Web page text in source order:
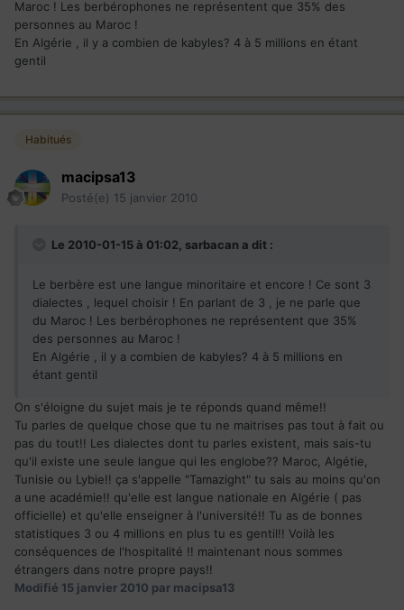
Maroc ! Les berbérophones ne représentent que 35% des
personnes au Maroc !
En Algérie , il y a combien de kabyles? 4 à 5 millions en étant
gentil
Habitués
macipsa13
Posté(e) 15 janvier 2010
Le 2010-01-15 à 01:02, sarbacan a dit :
Le berbère est une langue minoritaire et encore ! Ce sont 3
dialectes , lequel choisir ! En parlant de 3 , je ne parle que
du Maroc ! Les berbérophones ne représentent que 35%
des personnes au Maroc !
En Algérie , il y a combien de kabyles? 4 à 5 millions en
étant gentil
On s'éloigne du sujet mais je te réponds quand même!!
Tu parles de quelque chose que tu ne maitrises pas tout à fait ou
pas du tout!! Les dialectes dont tu parles existent, mais sais-tu
qu'il existe une seule langue qui les englobe?? Maroc, Algétie,
Tunisie ou Lybie!! ça s'appelle "Tamazight" tu sais au moins qu'on
a une académie!! qu'elle est langue nationale en Algérie ( pas
officielle) et qu'elle enseigner à l'université!! Tu as de bonnes
statistiques 3 ou 4 millions en plus tu es gentil!! Voilà les
conséquences de l'hospitalité !! maintenant nous sommes
étrangers dans notre propre pays!!
Modifié 15 janvier 2010 par macipsa13